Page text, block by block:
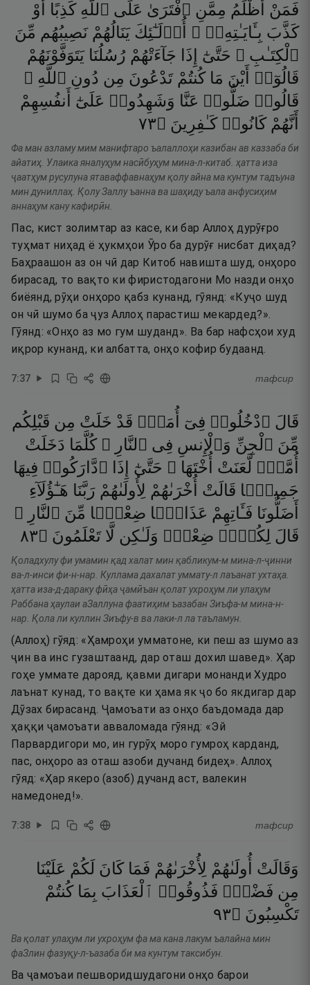
فَمَنْ أَظْلَمُ مِمَّنِ ٱفْتَرَىٰ عَلَى ٱللَّهِ كَذِبًا
أَوْ
كَذَّبَ بِـَٔايَـٰتِهِۦٓ ۚ أُو۟لَـٰٓئِكَ يَنَالُهُمْ نَصِيبُهُم مِّنَ
ٱلْكِتَـٰبِ ۖ حَتَّىٰٓ إِذَا جَآءَتْهُمْ رُسُلُنَا يَتَوَفَّوْنَهُمْ
قَالُوٓا۟ أَيْنَ مَا كُنتُمْ تَدْعُونَ مِن دُونِ ٱللَّهِ ۖ
قَالُوا۟ ضَلُّوا۟ عَنَّا وَشَهِدُوا۟ عَلَىٰٓ
أَنفُسِهِمْ
أَنَّهُمْ كَانُوا۟ كَـٰفِرِينَ ۝٣٧
Фа ман азламу мим манифтаро ъалаллоҳи казибан ав каззаба би
айатиҳ. Улаика яналуҳум насӣбуҳум мина-л-китаб. ҳатта иза
ҷаатҳум русулуна ятаваффавнаҳум қолу айна ма кунтум тадъуна
мин дуниллаҳ. Қолу Заллу ъанна ва шаҳиду ъала анфусиҳим
аннаҳум кану кафирӣн.
Пас, кист золимтар аз касе, ки бар Аллоҳ дурӯғро
туҳмат ниҳад ё ҳукмҳои Ӯро ба дурӯғ нисбат диҳад?
Баҳраашон аз он чӣ дар Китоб навишта шуд, онҳоро
бирасад, то вақто ки фиристодагони Мо назди онҳо
биёянд, рӯҳи онҳоро қабз кунанд, гӯянд: «Куҷо шуд
он чӣ шумо ба ҷуз Аллоҳ парастиш мекардед?».
Гӯянд: «Онҳо аз мо гум шуданд». Ва бар нафсҳои худ
иқрор кунанд, ки албатта, онҳо кофир будаанд.
7:37 тафсир
قَالَ ٱدْخُلُوا۟ فِىٓ أُمَمٍۢ قَدْ خَلَتْ مِن قَبْلِكُم
مِّنَ ٱلْجِنِّ وَٱلْإِنسِ فِى ٱلنَّارِ ۖ كُلَّمَا دَخَلَتْ
أُمَّةٌۭ لَّعَنَتْ أُخْتَهَا ۖ حَتَّىٰٓ إِذَا ٱدَّارَكُوا۟ فِيهَا
جَمِيعًۭا قَالَتْ أُخْرَىٰهُمْ لِأُولَىٰهُمْ رَبَّنَا هَـٰٓؤُلَآءِ
أَضَلُّونَا فَـَٔاتِهِمْ عَذَابًۭا ضِعْفًۭا مِّنَ ٱلنَّارِ ۖ
قَالَ لِكُلٍّۢ ضِعْفٌۭ وَلَـٰكِن لَّا تَعْلَمُونَ ۝٣٨
Қоладхулу фи умамин қад халат мин қабликум-м мина-л-ҷинни
ва-л-инси фи-н-нар. Куллама дахалат уммату-л лаъанат ухтаҳа.
ҳатта иза-д-дараку фӣҳа ҷамӣъан қолат ухроҳум ли улаҳум
Раббана ҳаулаи аЗаллуна фаатиҳим ъазабан Зиъфа-м мина-н-
нар. Қола ли куллин Зиъфу-в ва лаки-л ла таъламун.
(Аллоҳ) гӯяд: «Ҳамроҳи умматоне, ки пеш аз шумо аз
ҷин ва инс гузаштаанд, дар оташ дохил шавед». Ҳар
гоҳе уммате дарояд, қавми дигари монанди Худро
лаънат кунад, то вақте ки ҳама як ҷо бо якдигар дар
Дӯзах бирасанд. Ҷамоъати аз онҳо баъдомада дар
ҳаққи ҷамоъати авваломада гӯянд: «Эй
Парвардигори мо, ин гурӯҳ моро гумроҳ карданд,
пас, онҳоро аз оташ азоби дучанд бидеҳ». Аллоҳ
гӯяд: «Ҳар якеро (азоб) дучанд аст, валекин
намедонед!».
7:38 тафсир
وَقَالَتْ أُولَىٰهُمْ لِأُخْرَىٰهُمْ فَمَا كَانَ لَكُمْ عَلَيْنَا
مِن فَضْلٍۢ فَذُوقُوا۟ ٱلْعَذَابَ بِمَا كُنتُمْ
تَكْسِبُونَ ۝٣٩
Ва қолат улаҳум ли ухроҳум фа ма кана лакум ъалайна мин
фаЗлин фазуқу-л-ъазаба би ма кунтум таксибун.
Ва ҷамоъаи пешворидшудагони онҳо барои